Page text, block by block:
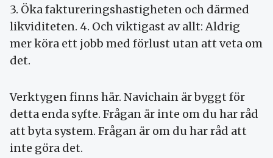
3. Öka faktureringshastigheten och därmed
likviditeten. 4. Och viktigast av allt: Aldrig
mer köra ett jobb med förlust utan att veta om
det.
Verktygen finns här. Navichain är byggt för
detta enda syfte. Frågan är inte om du har råd
att byta system. Frågan är om du har råd att
inte göra det.